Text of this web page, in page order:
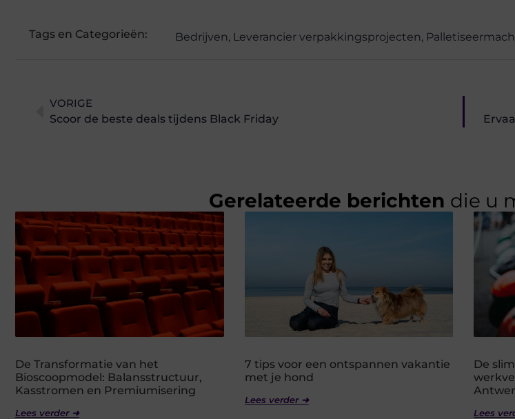
Tags en Categorieën: Bedrijven, Leverancier verpakkingsprojecten,
VORIGE
Scoor de beste deals tijdens Black Friday
Gerelateerde berichten die u
De Transformatie van het
Bioscoopmodel: Balansstructuur,
Kasstromen en Premiumisering
Lees verder ➜
7 tips voor een ontspannen vakantie
met je hond
Lees verder ➜
De
Lees